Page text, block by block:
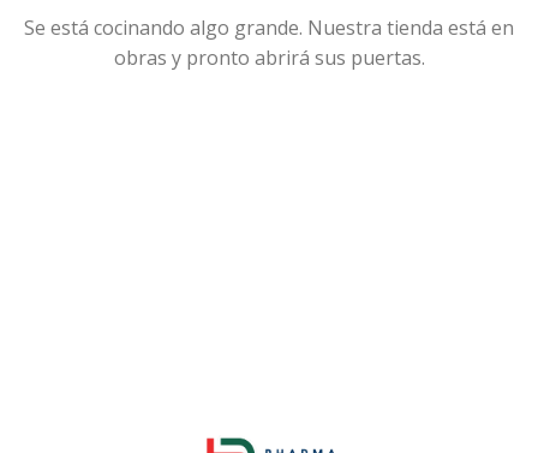
Se está cocinando algo grande. Nuestra tienda está en
obras y pronto abrirá sus puertas.